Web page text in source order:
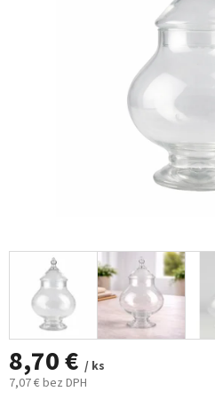
8,70 € / ks
7,07 € bez DPH